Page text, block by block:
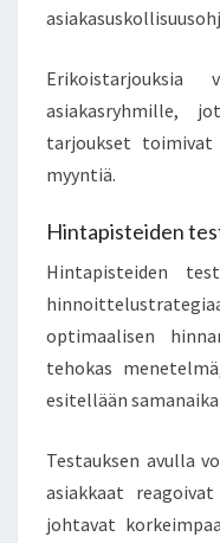
asiakasryhmille,
tarjoukset
myyntiä.
Hintapisteiden
Hintapisteiden
optimaalisen
tehokas
esitellään
Testauksen avulla
asiakkaat
johtavat